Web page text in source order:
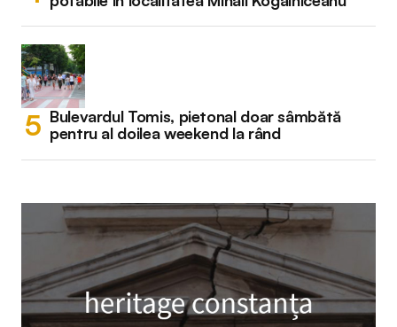
Bulevardul Tomis, pietonal doar sâmbătă
pentru al doilea weekend la rând